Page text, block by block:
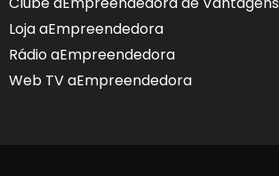
Loja aEmpreendedora
Rádio aEmpreendedora
Web TV aEmpreendedora